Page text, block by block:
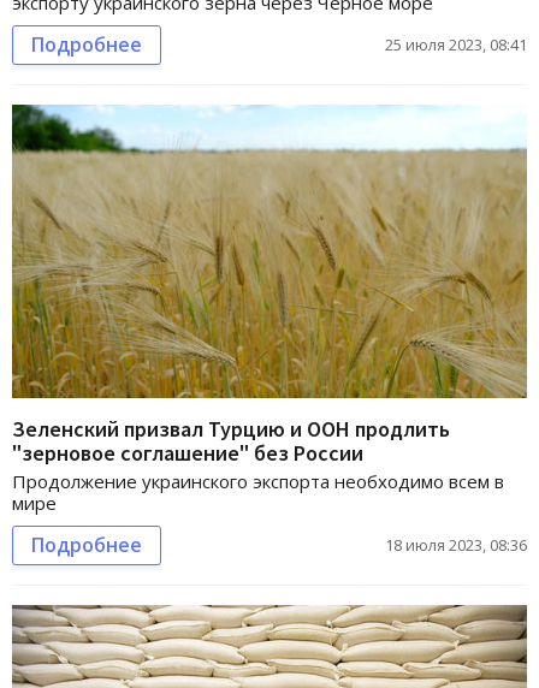
Подробнее 25 июля 2023, 08:41
Зеленский призвал Турцию и ООН продлить
"зерновое соглашение" без России
Продолжение украинского экспорта необходимо всем в
мире
Подробнее 18 июля 2023, 08:36